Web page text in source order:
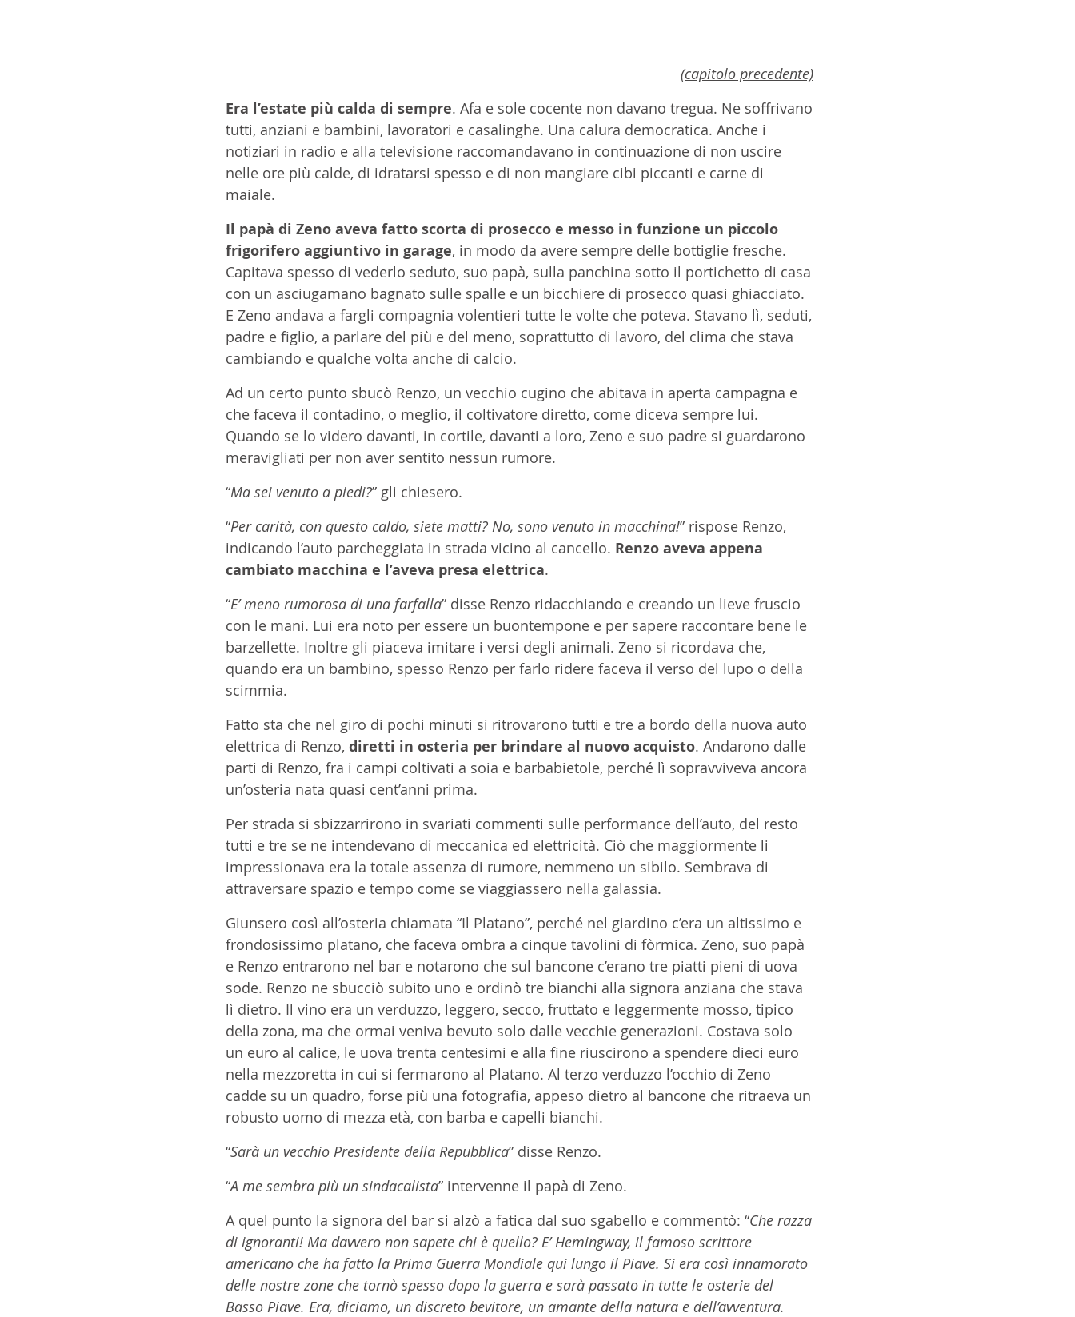
(capitolo precedente)
Era l’estate più calda di sempre. Afa e sole cocente non davano tregua. Ne soffrivano
tutti, anziani e bambini, lavoratori e casalinghe. Una calura democratica. Anche i
notiziari in radio e alla televisione raccomandavano in continuazione di non uscire
nelle ore più calde, di idratarsi spesso e di non mangiare cibi piccanti e carne di
maiale.
Il papà di Zeno aveva fatto scorta di prosecco e messo in funzione un piccolo
frigorifero aggiuntivo in garage, in modo da avere sempre delle bottiglie fresche.
Capitava spesso di vederlo seduto, suo papà, sulla panchina sotto il portichetto di casa
con un asciugamano bagnato sulle spalle e un bicchiere di prosecco quasi ghiacciato.
E Zeno andava a fargli compagnia volentieri tutte le volte che poteva. Stavano lì, seduti,
padre e figlio, a parlare del più e del meno, soprattutto di lavoro, del clima che stava
cambiando e qualche volta anche di calcio.
Ad un certo punto sbucò Renzo, un vecchio cugino che abitava in aperta campagna e
che faceva il contadino, o meglio, il coltivatore diretto, come diceva sempre lui.
Quando se lo videro davanti, in cortile, davanti a loro, Zeno e suo padre si guardarono
meravigliati per non aver sentito nessun rumore.
“Ma sei venuto a piedi?” gli chiesero.
“Per carità, con questo caldo, siete matti? No, sono venuto in macchina!” rispose Renzo,
indicando l’auto parcheggiata in strada vicino al cancello. Renzo aveva appena
cambiato macchina e l’aveva presa elettrica.
“E’ meno rumorosa di una farfalla” disse Renzo ridacchiando e creando un lieve fruscio
con le mani. Lui era noto per essere un buontempone e per sapere raccontare bene le
barzellette. Inoltre gli piaceva imitare i versi degli animali. Zeno si ricordava che,
quando era un bambino, spesso Renzo per farlo ridere faceva il verso del lupo o della
scimmia.
Fatto sta che nel giro di pochi minuti si ritrovarono tutti e tre a bordo della nuova auto
elettrica di Renzo, diretti in osteria per brindare al nuovo acquisto. Andarono dalle
parti di Renzo, fra i campi coltivati a soia e barbabietole, perché lì sopravviveva ancora
un’osteria nata quasi cent’anni prima.
Per strada si sbizzarrirono in svariati commenti sulle performance dell’auto, del resto
tutti e tre se ne intendevano di meccanica ed elettricità. Ciò che maggiormente li
impressionava era la totale assenza di rumore, nemmeno un sibilo. Sembrava di
attraversare spazio e tempo come se viaggiassero nella galassia.
Giunsero così all’osteria chiamata “Il Platano”, perché nel giardino c’era un altissimo e
frondosissimo platano, che faceva ombra a cinque tavolini di fòrmica. Zeno, suo papà
e Renzo entrarono nel bar e notarono che sul bancone c’erano tre piatti pieni di uova
sode. Renzo ne sbucciò subito uno e ordinò tre bianchi alla signora anziana che stava
lì dietro. Il vino era un verduzzo, leggero, secco, fruttato e leggermente mosso, tipico
della zona, ma che ormai veniva bevuto solo dalle vecchie generazioni. Costava solo
un euro al calice, le uova trenta centesimi e alla fine riuscirono a spendere dieci euro
nella mezzoretta in cui si fermarono al Platano. Al terzo verduzzo l’occhio di Zeno
cadde su un quadro, forse più una fotografia, appeso dietro al bancone che ritraeva un
robusto uomo di mezza età, con barba e capelli bianchi.
“Sarà un vecchio Presidente della Repubblica” disse Renzo.
“A me sembra più un sindacalista” intervenne il papà di Zeno.
A quel punto la signora del bar si alzò a fatica dal suo sgabello e commentò: “Che razza
di ignoranti! Ma davvero non sapete chi è quello? E’ Hemingway, il famoso scrittore
americano che ha fatto la Prima Guerra Mondiale qui lungo il Piave. Si era così innamorato
delle nostre zone che tornò spesso dopo la guerra e sarà passato in tutte le osterie del
Basso Piave. Era, diciamo, un discreto bevitore, un amante della natura e dell’avventura.